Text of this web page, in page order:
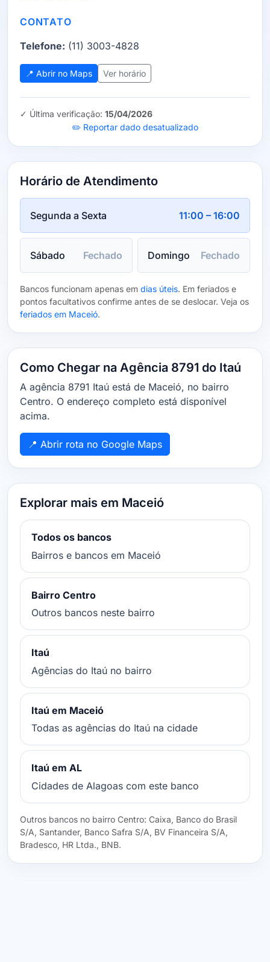
CONTATO
Telefone: (11) 3003-4828
📍 Abrir no Maps Ver horário
✓ Última verificação: 15/04/2026
✏️ Reportar dado desatualizado
Horário de Atendimento
Segunda a Sexta 11:00 – 16:00
Sábado Fechado Domingo Fechado
Bancos funcionam apenas em dias úteis. Em feriados e
pontos facultativos confirme antes de se deslocar. Veja os
feriados em Maceió.
Como Chegar na Agência 8791 do Itaú
A agência 8791 Itaú está de Maceió, no bairro
Centro. O endereço completo está disponível
acima.
📍 Abrir rota no Google Maps
Explorar mais em Maceió
Todos os bancos
Bairros e bancos em Maceió
Bairro Centro
Outros bancos neste bairro
Itaú
Agências do Itaú no bairro
Itaú em Maceió
Todas as agências do Itaú na cidade
Itaú em AL
Cidades de Alagoas com este banco
Outros bancos no bairro Centro: Caixa, Banco do Brasil
S/A, Santander, Banco Safra S/A, BV Financeira S/A,
Bradesco, HR Ltda., BNB.